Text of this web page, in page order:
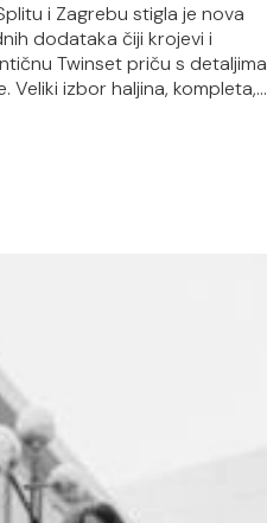
i Zagrebu stigla je nova
dodataka čiji krojevi i
Twinset priču s detaljima
Veliki izbor haljina, kompleta,...